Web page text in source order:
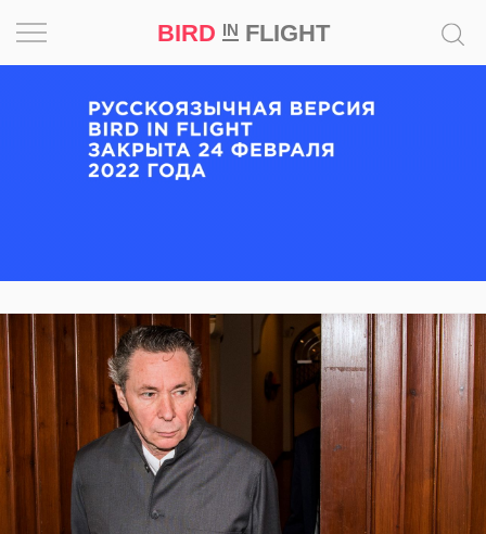
BIRD INFLIGHT